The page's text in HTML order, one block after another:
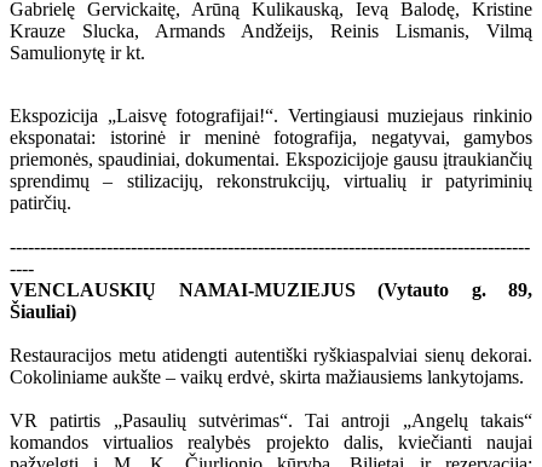
Gabrielę Gervickaitę, Arūną Kulikauską, Ievą Balodę, Kristine
Krauze Slucka, Armands Andžeijs, Reinis Lismanis, Vilmą
Samulionytę ir kt.
Ekspozicija „Laisvę fotografijai!“. Vertingiausi muziejaus rinkinio
eksponatai: istorinė ir meninė fotografija, negatyvai, gamybos
priemonės, spaudiniai, dokumentai. Ekspozicijoje gausu įtraukiančių
sprendimų – stilizacijų, rekonstrukcijų, virtualių ir patyriminių
patirčių.
--------------------------------------------------------------------------------------
----
VENCLAUSKIŲ NAMAI-MUZIEJUS (Vytauto g. 89,
Šiauliai)
Restauracijos metu atidengti autentiški ryškiaspalviai sienų dekorai.
Cokoliniame aukšte – vaikų erdvė, skirta mažiausiems lankytojams.
VR patirtis „Pasaulių sutvėrimas“. Tai antroji „Angelų takais“
komandos virtualios realybės projekto dalis, kviečianti naujai